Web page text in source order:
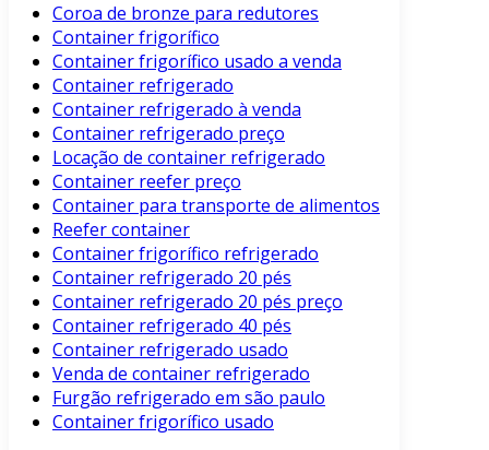
Coroa de bronze para redutores
Container frigorífico
Container frigorífico usado a venda
Container refrigerado
Container refrigerado à venda
Container refrigerado preço
Locação de container refrigerado
Container reefer preço
Container para transporte de alimentos
Reefer container
Container frigorífico refrigerado
Container refrigerado 20 pés
Container refrigerado 20 pés preço
Container refrigerado 40 pés
Container refrigerado usado
Venda de container refrigerado
Furgão refrigerado em são paulo
Container frigorífico usado